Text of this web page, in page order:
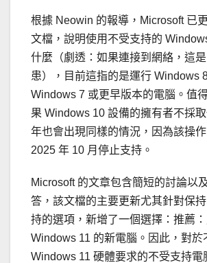
根據 Neowin 的報導，Microsoft 已
文檔，說明使用不受支持的
什麼（劇透：如果連接到網絡，這
患），目前這指的是運行 Windows
Windows 7 或更早版本的電腦。值
果 Windows 10 設備的擁有者不採
年也會出現同樣的情況，因為該操
2025 年 10 月停止支持。
Microsoft 的文章包含簡短的討論以
答，該文檔的主要更新尤其針對保
持的選項，新增了一個選擇：推薦
Windows 11 的新電腦。因此，對於
Windows 11 硬體要求的不受支持電